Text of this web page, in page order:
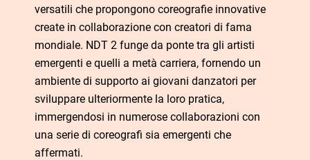
versatili che propongono coreografie innovative
create in collaborazione con creatori di fama
mondiale. NDT 2 funge da ponte tra gli artisti
emergenti e quelli a metà carriera, fornendo un
ambiente di supporto ai giovani danzatori per
sviluppare ulteriormente la loro pratica,
immergendosi in numerose collaborazioni con
una serie di coreografi sia emergenti che
affermati.